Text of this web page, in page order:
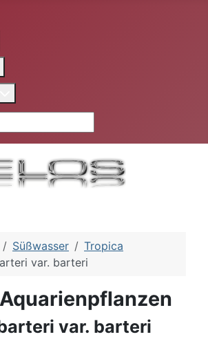
Süßwasser
Tropica
var. barteri
var. barteri